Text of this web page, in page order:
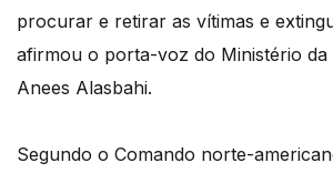
procurar e retirar as vítimas e
afirmou o porta-voz do Ministério da
Anees Alasbahi.
Segundo o Comando norte-